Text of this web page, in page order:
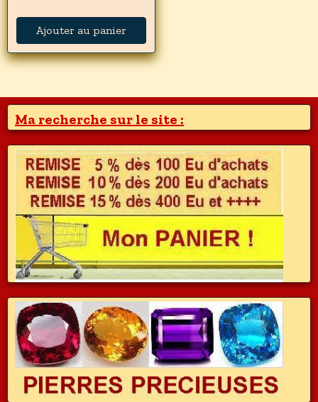
Ajouter au panier
Ma recherche sur le site :